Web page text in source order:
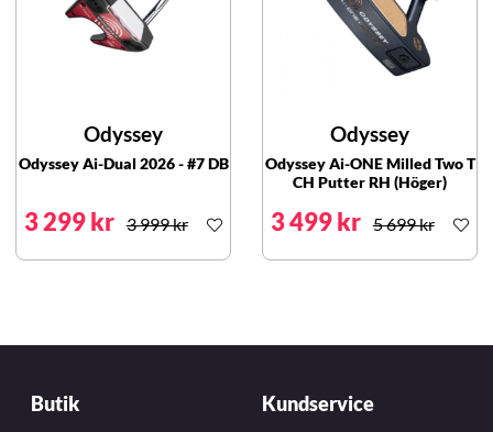
Odyssey
Odyssey Ai-Dual 2026 - #7 DB
3 299 kr 3 999 kr
Odyssey
Odyssey Ai-ONE Milled Two T
CH Putter RH (Höger)
3 499 kr 5 699 kr
Butik Kundservice